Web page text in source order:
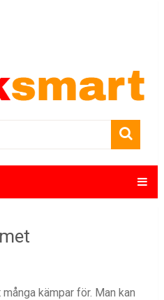
kämpar för. Man kan